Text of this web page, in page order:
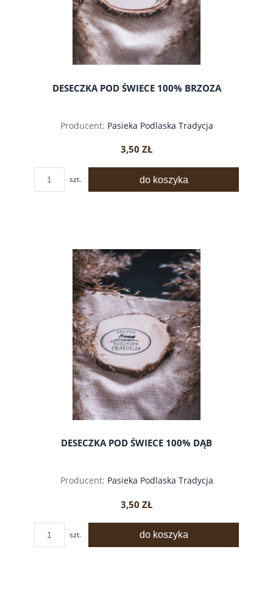
DESECZKA POD ŚWIECE 100% BRZOZA
Producent: Pasieka Podlaska Tradycja
3,50 ZŁ
szt. do koszyka
DESECZKA POD ŚWIECE 100% DĄB
Producent: Pasieka Podlaska Tradycja
3,50 ZŁ
szt. do koszyka